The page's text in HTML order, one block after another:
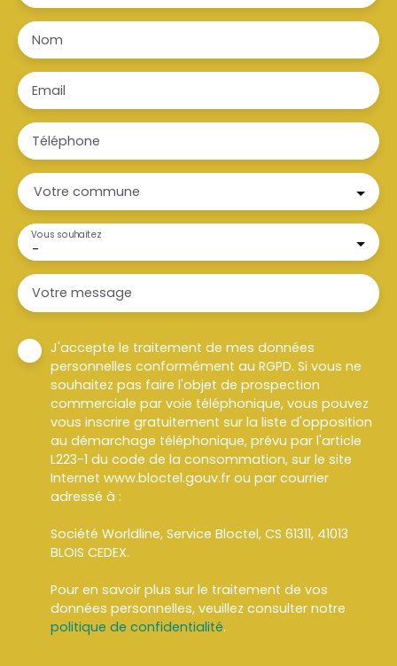
Nom
Email
Téléphone
Votre commune
-
Vous souhaitez
Votre message
J'accepte le traitement de mes données
personnelles conformément au RGPD. Si vous ne
souhaitez pas faire l'objet de prospection
commerciale par voie téléphonique, vous pouvez
vous inscrire gratuitement sur la liste d'opposition
au démarchage téléphonique, prévu par l'article
L223-1 du code de la consommation, sur le site
Internet www.bloctel.gouv.fr ou par courrier
adressé à :
Société Worldline, Service Bloctel, CS 61311, 41013
BLOIS CEDEX.
Pour en savoir plus sur le traitement de vos
données personnelles, veuillez consulter notre
politique de confidentialité.